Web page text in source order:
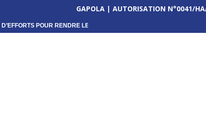
GAPOLA | AUTORISATION N°0041/
POUR RENDRE LES...